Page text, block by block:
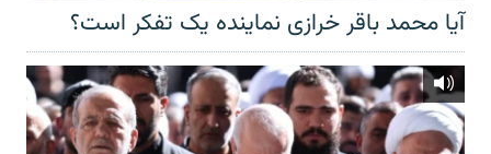
آیا محمد باقر خرازی نماینده یک تفکر است؟